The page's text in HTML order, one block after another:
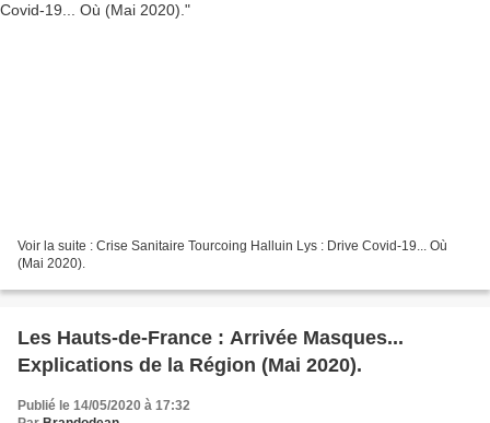
Voir la suite : Crise Sanitaire Tourcoing Halluin Lys : Drive Covid-19... Où
(Mai 2020).
Les Hauts-de-France : Arrivée Masques...
Explications de la Région (Mai 2020).
Publié le 14/05/2020 à 17:32